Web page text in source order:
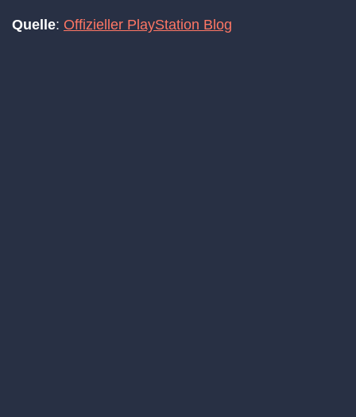
Quelle: Offizieller PlayStation Blog